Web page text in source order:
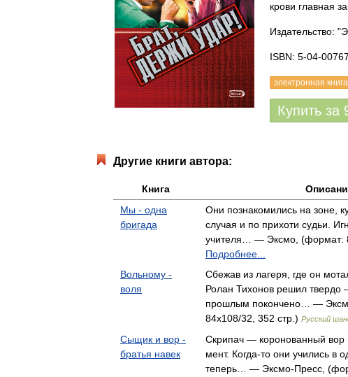
крови главная
Издательство:
ISBN: 5-04-
электронная книга
Купить за
Другие книги автора:
Книга
Мы - одна
бригада
Они познакомились на зоне,
случая и по прихоти судьи.
учителя… — Эксмо, (формат:
Подробнее...
Вольному -
воля
Сбежав из лагеря, где он
Ролан Тихонов решил твердо
прошлым покончено… —
84x108/32, 352 стр.) Русский
Сыщик и вор -
братья навек
Скрипач — коронованный вор
мент. Когда-то они учились в
теперь… — Эксмо-Пресс,